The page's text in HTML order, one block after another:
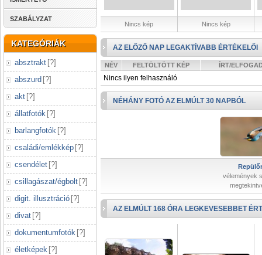
SZABÁLYZAT
KATEGÓRIÁK
absztrakt [?]
abszurd [?]
akt [?]
állatfotók [?]
barlangfotók [?]
családi/emlékkép [?]
csendélet [?]
csillagászat/égbolt [?]
digit. illusztráció [?]
divat [?]
dokumentumfotók [?]
életképek [?]
Nincs kép Nincs kép
AZ ELŐZŐ NAP LEGAKTÍVABB ÉRTÉKELŐI
NÉV FELTÖLTÖTT KÉP ÍRT/
Nincs ilyen felhasználó
NÉHÁNY FOTÓ AZ ELMÚLT 30 NAPBÓL
vélemények
AZ ELMÚLT 168 ÓRA LEGKEVESEBBET